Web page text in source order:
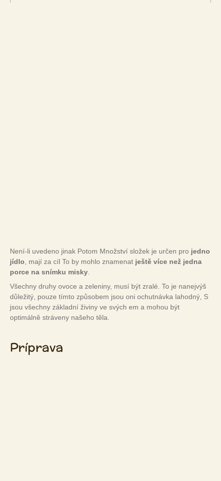
Není-li uvedeno jinak Potom Množství složek je určen pro jedno
jídlo , mají za cíl To by mohlo znamenat ještě více než jedna
porce na snímku misky
Všechny druhy ovoce a zeleniny, musí být zralé. To je nanejvýš
důležitý, pouze tímto způsobem jsou oni ochutnávka lahodný, S
jsou všechny základní živiny ve svých em a mohou být
optimálně stráveny našeho těla.
Príprava